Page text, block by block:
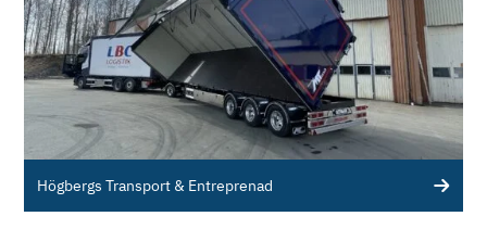
Högbergs Transport & Entreprenad